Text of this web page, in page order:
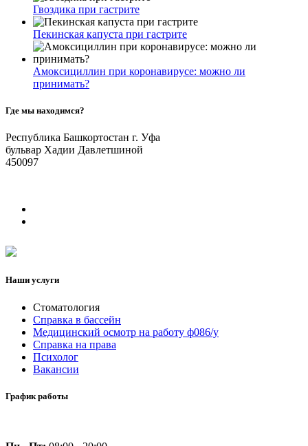
Гвоздика при гастрите
Пекинская капуста при гастрите
Амоксициллин при коронавирусе: можно ли
принимать?
Где мы находимся?
Республика Башкортостан г. Уфа
бульвар Хадии Давлетшиной
450097
Наши услуги
Стоматология
Справка в бассейн
Медицинский осмотр на работу ф086/у
Справка на права
Психолог
Вакансии
График работы